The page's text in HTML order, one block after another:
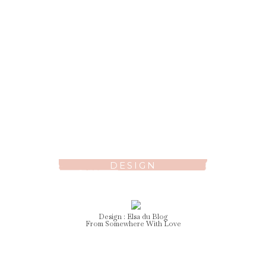
DESIGN
Design : Elsadu Blog
From Somewhere With Love